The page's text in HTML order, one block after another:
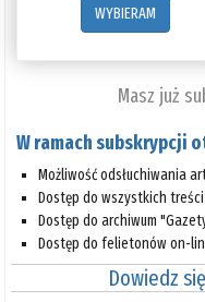
WYBIERAM
Masz już
W ramach subskrypcji
Możliwość odsłuchiwania
Dostęp do wszystkich
Dostęp do archiwum
Dostęp do felietonów on-
Dowiedz